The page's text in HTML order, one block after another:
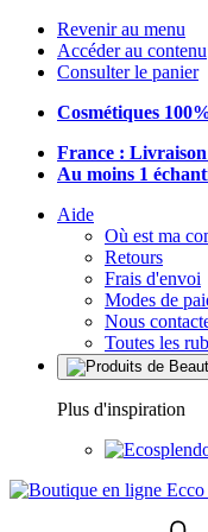
Revenir au menu
Accéder au contenu
Consulter le panier
Cosmétiques
France :
Au moins 1
Aide
Où est ma
Retours
Frais d'envoi
Modes de
Nous
Toutes les
Plus d'inspiration